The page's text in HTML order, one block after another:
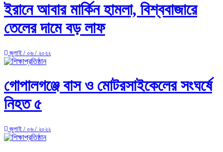
ইরানে আবার মার্কিন হামলা, বিশ্ববাজারে
তেলের দামে বড় লাফ
জুলাই / ০৬ / ২০২২
গোপালগঞ্জে বাস ও মোটরসাইকেলের সংঘর্ষে
নিহত ৫
জুলাই / ০৬ / ২০২২